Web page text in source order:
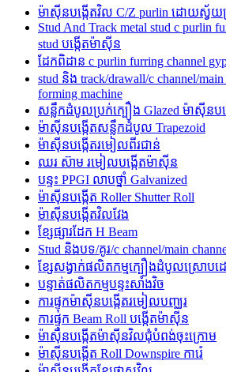
ម៉ាស៊ីនបង្កើតវិល C/Z purlin ដោយស្វ័យប្
Stud And Track metal stud c purlin
stud បង្កើតម៉ាស៊ីន
ដែកពិដាន c purlin furring channel
stud និង track/drawall/c channel/
forming machine
សន្លឹកដំបូលប្រក់ក្បឿង Glazed ម៉ាស៊ីនបង្
ម៉ាស៊ីនបង្កើតសន្លឹកដំបូល Trapezoid
ម៉ាស៊ីនបង្កើតរមៀលពីរជាន់
ឈរ ស៊ាម រមៀលបង្កើតម៉ាស៊ីន
បន្ទះ PPGI លាបថ្នាំ Galvanized
ម៉ាស៊ីនបង្កើត Roller Shutter Roll
ម៉ាស៊ីនបង្កើតវិលវែង
ខ្សែផ្សារដែក H Beam
Stud និងបទ/គូរ/c channel/main
ខ្សែសង្វាក់ផលិតកម្មក្បឿងដំបូលស្រោបដ
បន្ទាត់ផលិតកម្មបន្ទះសាំងវិច
ការផ្ទុកម៉ាស៊ីនបង្កើតរមៀលបញ្ឈរ
ការផ្ទុក Beam Roll បង្កើតម៉ាស៊ីន
ម៉ាស៊ីនបង្កើតម៉ាស៊ីនវិលជុំបំពង់ចុះក្រោម
ម៉ាស៊ីនបង្កើត Roll Downspire ការ៉េ